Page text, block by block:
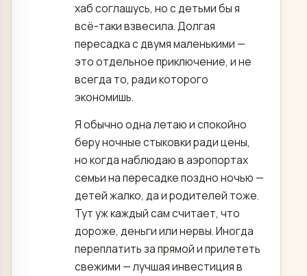
хаб соглашусь, но с детьми бы я
всё-таки взвесила. Долгая
пересадка с двумя маленькими —
это отдельное приключение, и не
всегда то, ради которого
экономишь.
Я обычно одна летаю и спокойно
беру ночные стыковки ради цены,
но когда наблюдаю в аэропортах
семьи на пересадке поздно ночью —
детей жалко, да и родителей тоже.
Тут уж каждый сам считает, что
дороже, деньги или нервы. Иногда
переплатить за прямой и прилететь
свежими — лучшая инвестиция в